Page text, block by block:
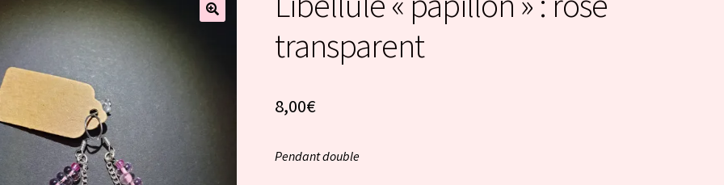
transparent
8,00€
Pendant double